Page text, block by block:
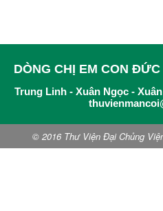
DÒNG CHỊ EM CON
Trung Linh - Xuân Ngọc -
© 2016 Thư Viện Đại Chủng